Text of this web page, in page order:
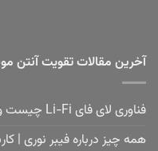
آخرین مقالات تقویت آنتن
فناوری لای فای Li-Fi چیست و چه تفاوتی با وای فای Wi-Fi دارد؟
همه چیز درباره فیبر نوری |